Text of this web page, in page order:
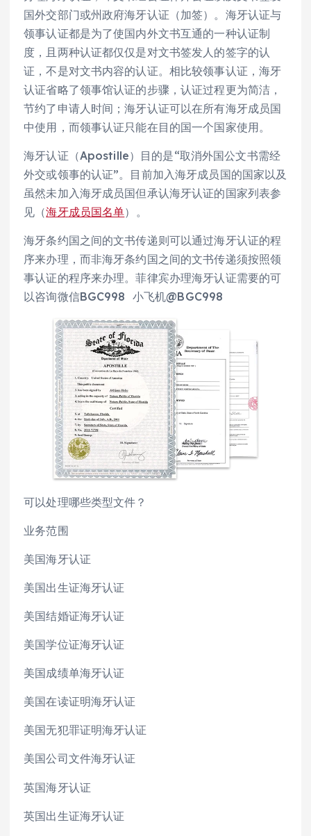
国外交部门或州政府海牙认证（加签）。海牙认证与
领事认证都是为了使国内外文书互通的一种认证制
度，且两种认证都仅仅是对文书签发人的签字的认
证，不是对文书内容的认证。相比较领事认证，海牙
认证省略了领事馆认证的步骤，认证过程更为简洁，
节约了申请人时间；海牙认证可以在所有海牙成员国
中使用，而领事认证只能在目的国一个国家使用。
海牙认证（Apostille）目的是“取消外国公文书需经
外交或领事的认证”。目前加入海牙成员国的国家以及
虽然未加入海牙成员国但承认海牙认证的国家列表参
见（海牙成员国名单）。
海牙条约国之间的文书传递则可以通过海牙认证的程
序来办理，而非海牙条约国之间的文书传递须按照领
事认证的程序来办理。菲律宾办理海牙认证需要的可
以咨询微信BGC998 小飞机@BGC998
可以处理哪些类型文件？
业务范围
美国海牙认证
美国出生证海牙认证
美国结婚证海牙认证
美国学位证海牙认证
美国成绩单海牙认证
美国在读证明海牙认证
美国无犯罪证明海牙认证
美国公司文件海牙认证
英国海牙认证
英国出生证海牙认证